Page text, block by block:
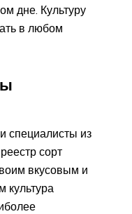
дне. Культуру
в любом
специалисты из
сорт
вкусовым и
культура